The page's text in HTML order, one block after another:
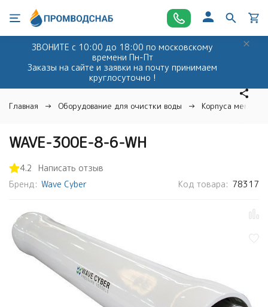
ЗВОНИТЕ с 10:00 до 18:00 по московскому
времени Пн-Пт
Заказы на сайте и заявки на почту принимаем
круглосуточно !
Главная Оборудование для очистки воды Корпуса мембран
WAVE-300E-8-6-WH
4.2
Написать отзыв
Бренд: Wave Cyber Код товара: 78317